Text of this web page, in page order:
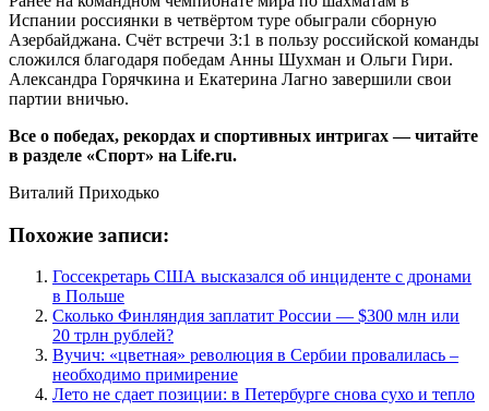
Испании россиянки в четвёртом туре обыграли сборную
Азербайджана. Счёт встречи 3:1 в пользу российской команды
сложился благодаря победам Анны Шухман и Ольги Гири.
Александра Горячкина и Екатерина Лагно завершили свои
партии вничью.
Все о победах, рекордах и спортивных интригах — читайте
в разделе «Спорт» на Life.ru.
Виталий Приходько
Похожие записи:
Госсекретарь США высказался об инциденте с дронами
в Польше
Сколько Финляндия заплатит России — $300 млн или
20 трлн рублей?
Вучич: «цветная» революция в Сербии провалилась –
необходимо примирение
Лето не сдает позиции: в Петербурге снова сухо и тепло